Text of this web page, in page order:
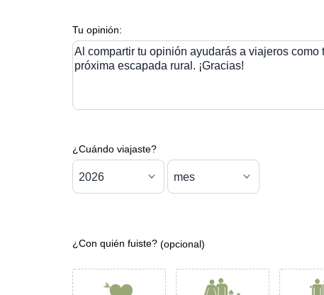
Tu opinión:
Al compartir tu opinión ayudarás a viajeros como
próxima escapada rural. ¡Gracias!
¿Cuándo viajaste?
¿Con quién fuiste? (opcional)